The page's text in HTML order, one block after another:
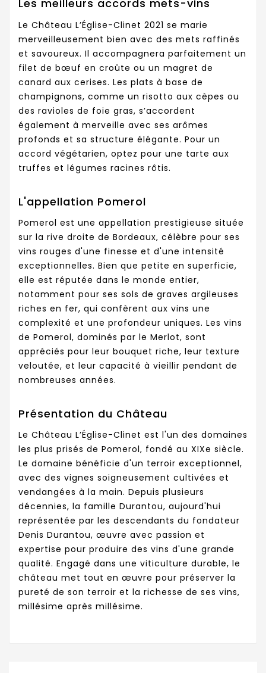
Les meilleurs accords mets-vins
Le Château L’Église-Clinet 2021 se marie
merveilleusement bien avec des mets raffinés
et savoureux. Il accompagnera parfaitement un
filet de bœuf en croûte ou un magret de
canard aux cerises. Les plats à base de
champignons, comme un risotto aux cèpes ou
des ravioles de foie gras, s’accordent
également à merveille avec ses arômes
profonds et sa structure élégante. Pour un
accord végétarien, optez pour une tarte aux
truffes et légumes racines rôtis.
L'appellation Pomerol
Pomerol est une appellation prestigieuse située
sur la rive droite de Bordeaux, célèbre pour ses
vins rouges d'une finesse et d'une intensité
exceptionnelles. Bien que petite en superficie,
elle est réputée dans le monde entier,
notamment pour ses sols de graves argileuses
riches en fer, qui confèrent aux vins une
complexité et une profondeur uniques. Les vins
de Pomerol, dominés par le Merlot, sont
appréciés pour leur bouquet riche, leur texture
veloutée, et leur capacité à vieillir pendant de
nombreuses années.
Présentation du Château
Le Château L’Église-Clinet est l'un des domaines
les plus prisés de Pomerol, fondé au XIXe siècle.
Le domaine bénéficie d'un terroir exceptionnel,
avec des vignes soigneusement cultivées et
vendangées à la main. Depuis plusieurs
décennies, la famille Durantou, aujourd'hui
représentée par les descendants du fondateur
Denis Durantou, œuvre avec passion et
expertise pour produire des vins d'une grande
qualité. Engagé dans une viticulture durable, le
château met tout en œuvre pour préserver la
pureté de son terroir et la richesse de ses vins,
millésime après millésime.